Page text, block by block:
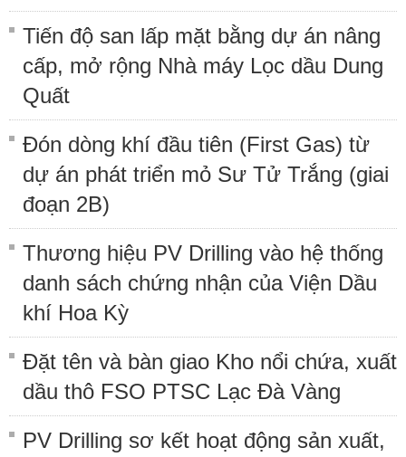
Tiến độ san lấp mặt bằng dự án nâng
cấp, mở rộng Nhà máy Lọc dầu Dung
Quất
Đón dòng khí đầu tiên (First Gas) từ
dự án phát triển mỏ Sư Tử Trắng (giai
đoạn 2B)
Thương hiệu PV Drilling vào hệ thống
danh sách chứng nhận của Viện Dầu
khí Hoa Kỳ
Đặt tên và bàn giao Kho nổi chứa, xuất
dầu thô FSO PTSC Lạc Đà Vàng
PV Drilling sơ kết hoạt động sản xuất,